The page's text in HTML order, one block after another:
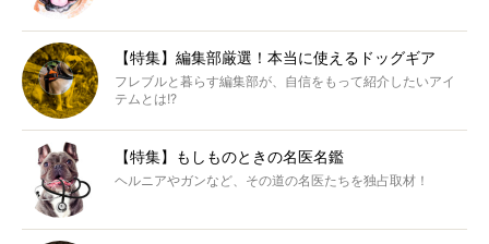
【特集】編集部厳選！本当に使えるドッグギア
フレブルと暮らす編集部が、自信をもって紹介したいアイ
テムとは!?
【特集】もしものときの名医名鑑
ヘルニアやガンなど、その道の名医たちを独占取材！